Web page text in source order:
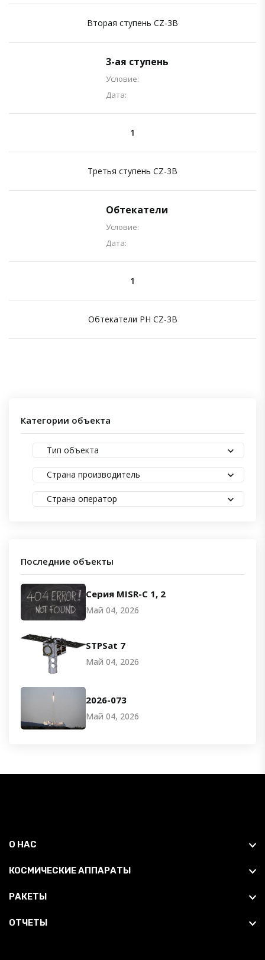
Вторая ступень CZ-3B
3-ая ступень
Условие:
Дата:
1
Третья ступень CZ-3B
Обтекатели
Условие:
Дата:
1
Обтекатели РН CZ-3B
Категории объекта
Тип объекта
Страна производитель
Страна оператор
Последние объекты
Серия MISR-C 1, 2
Май 04, 2026
STPSat 7
Май 04, 2026
2026-073
Май 04, 2026
О НАС
КОСМИЧЕСКИЕ АППАРАТЫ
РАКЕТЫ
ОТЧЕТЫ